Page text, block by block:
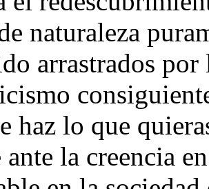
naturaleza
arrastrados
haz lo que
ante la creencia